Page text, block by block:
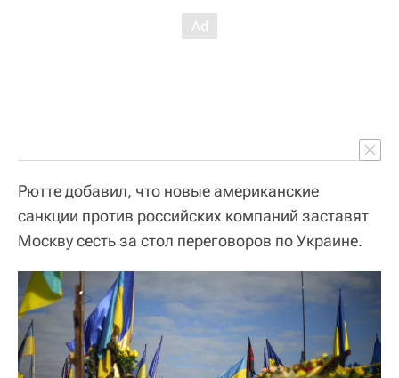
Рютте добавил, что новые американские
санкции против российских компаний заставят
Москву сесть за стол переговоров по Украине.